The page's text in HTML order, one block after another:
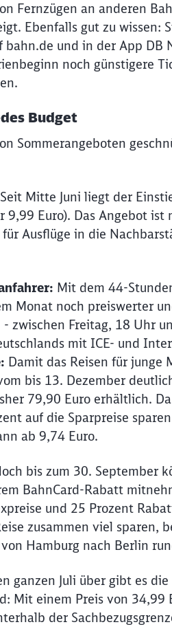
Fernzügen an anderen
Ebenfalls gut zu wissen:
bahn.de und in der App
noch günstigere
Budget
Sommerangeboten
Seit Mitte Juni liegt der
9,99 Euro). Das Angebot
Ausflüge in die
Mit dem 44-
Monat noch preiswerter
zwischen Freitag, 18 Uhr
mit ICE- und
Damit das Reisen für junge
bis 13. Dezember
79,90 Euro erhältlich.
auf die Sparpreise
ab 9,74 Euro.
bis zum 30. September
BahnCard-Rabatt
und 25 Prozent
zusammen viel sparen,
Hamburg nach Berlin
ganzen Juli über gibt es
Mit einem Preis von
der